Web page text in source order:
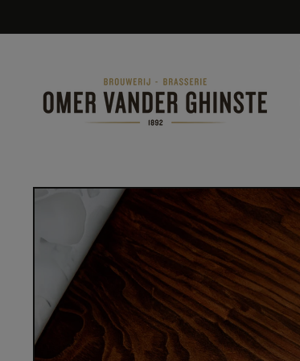
content
Ga direct naar
productinformatie